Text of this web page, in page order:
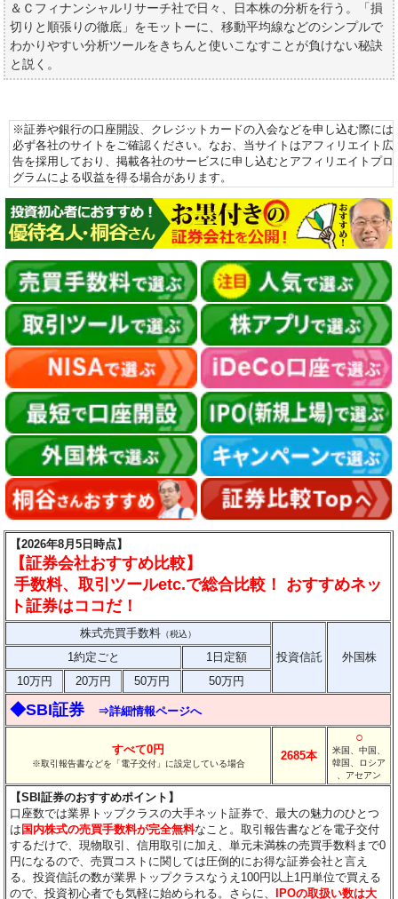
＆Ｃフィナンシャルリサーチ社で日々、日本株の分析を行う。「損
切りと順張りの徹底」をモットーに、移動平均線などのシンプルで
わかりやすい分析ツールをきちんと使いこなすことが負けない秘訣
と説く。
※証券や銀行の口座開設、クレジットカードの入会などを申し込む際には
必ず各社のサイトをご確認ください。なお、当サイトはアフィリエイト広
告を採用しており、掲載各社のサービスに申し込むとアフィリエイトプロ
グラムによる収益を得る場合があります。
【2026年8月5日時点】
【証券会社おすすめ比較】
手数料、取引ツールetc.で総合比較！ おすすめネッ
ト証券はココだ！
株式売買手数料 （税込）
投資信託 外国株
1約定ごと
1日定額
10万円
20万円 50万円 50万円
◆SBI証券 ⇒詳細情報ページへ
すべて0円
※取引報告書などを「電子交付」に設定している場合
2685本
○
米国、中国、
韓国、ロシア
、アセアン
【SBI証券のおすすめポイント】
口座数では業界トップクラスの大手ネット証券で、最大の魅力のひとつ
は 国内株式の売買手数料が完全無料なこと。取引報告書などを電子交付
するだけで、現物取引、信用取引に加え、単元未満株の売買手数料まで0
円になるので、売買コストに関しては圧倒的にお得な証券会社と言え
る。投資信託の数が業界トップクラスなうえ100円以上1円単位で買える
ので、投資初心者でも気軽に始められる。さらに、
IPOの取扱い数は大